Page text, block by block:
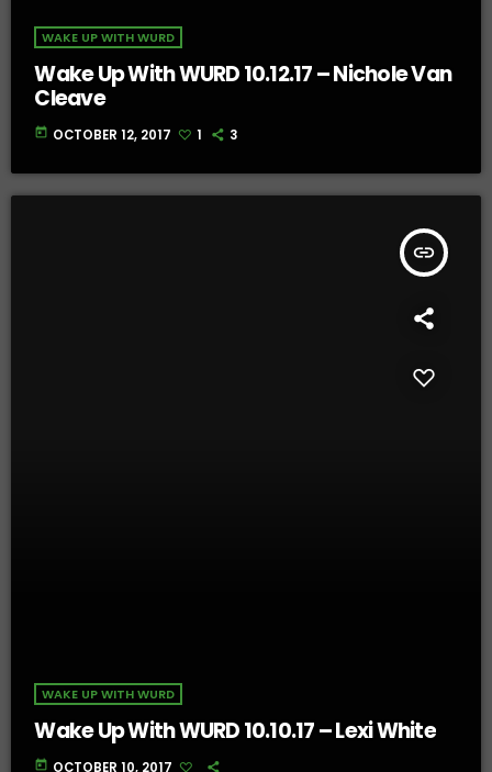
WAKE UP WITH WURD
Wake Up With WURD 10.12.17 – Nichole Van
Cleave
today OCTOBER 12, 2017 1 3
insert_link
WAKE UP WITH WURD
Wake Up With WURD 10.10.17 – Lexi White
today OCTOBER 10, 2017